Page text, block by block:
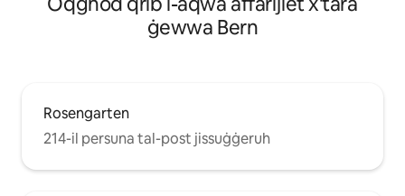
ġewwa Bern
Rosengarten
214-il persuna tal-post jissuġġeruh